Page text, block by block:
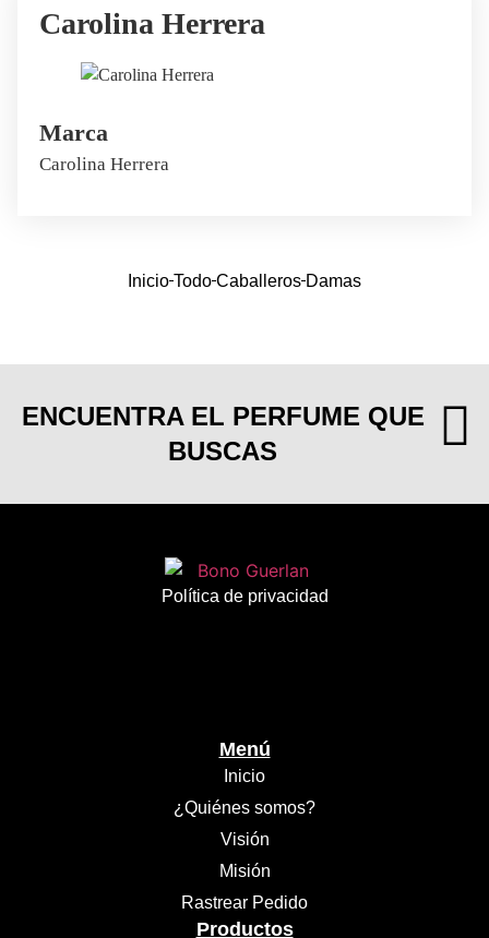
Carolina Herrera
Marca
Carolina Herrera
Inicio Todo Caballeros Damas
ENCUENTRA EL PERFUME QUE
BUSCAS
Política de privacidad
Menú
Inicio
¿Quiénes somos?
Visión
Misión
Rastrear Pedido
Productos